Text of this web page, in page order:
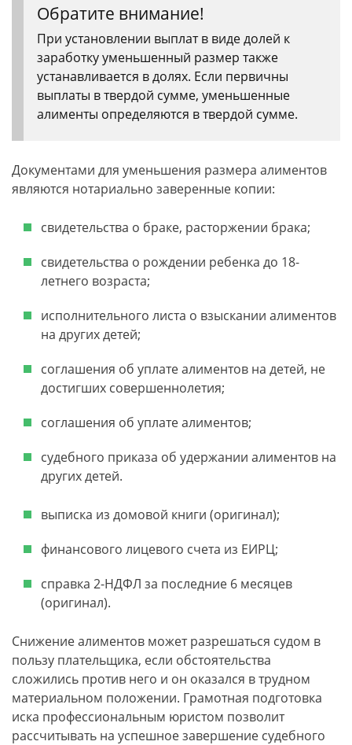
Обратите внимание!
При установлении выплат в виде долей к
заработку уменьшенный размер также
устанавливается в долях. Если первичны
выплаты в твердой сумме, уменьшенные
алименты определяются в твердой сумме.
Документами для уменьшения размера алиментов
являются нотариально заверенные копии:
свидетельства о браке, расторжении брака;
свидетельства о рождении ребенка до 18-
летнего возраста;
исполнительного листа о взыскании алиментов
на других детей;
соглашения об уплате алиментов на детей, не
достигших совершеннолетия;
соглашения об уплате алиментов;
судебного приказа об удержании алиментов на
других детей.
выписка из домовой книги (оригинал);
финансового лицевого счета из ЕИРЦ;
справка 2-НДФЛ за последние 6 месяцев
(оригинал).
Снижение алиментов может разрешаться судом в
пользу плательщика, если обстоятельства
сложились против него и он оказался в трудном
материальном положении. Грамотная подготовка
иска профессиональным юристом позволит
рассчитывать на успешное завершение судебного